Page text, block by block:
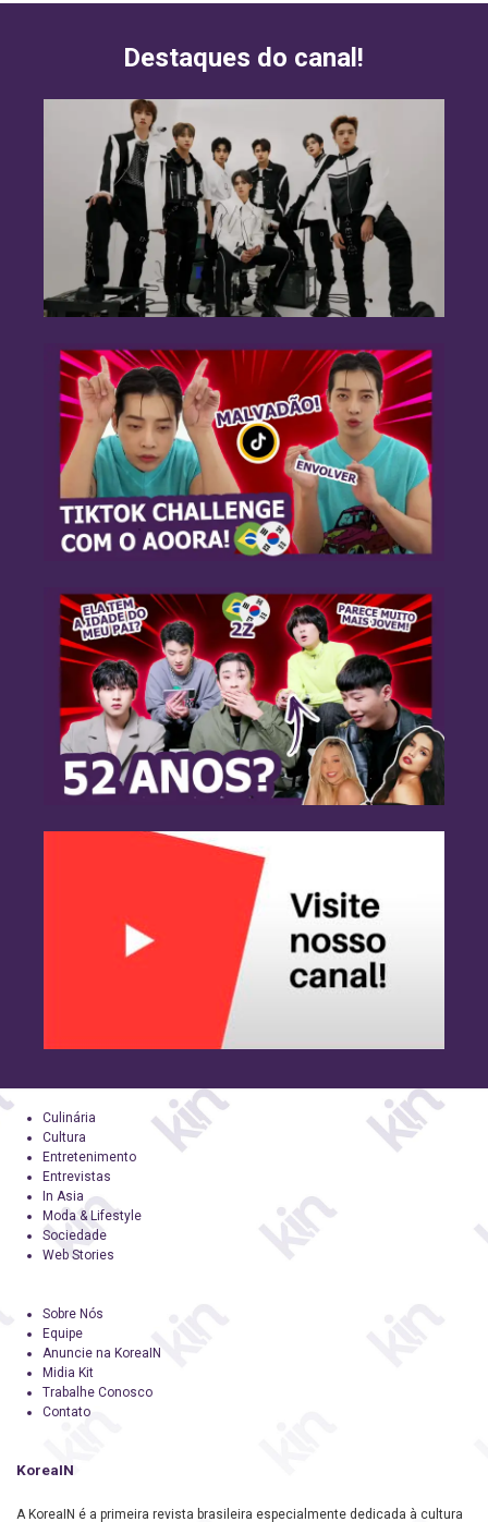
Destaques do canal!
Culinária
Cultura
Entretenimento
Entrevistas
In Asia
Moda & Lifestyle
Sociedade
Web Stories
Sobre Nós
Equipe
Anuncie na KoreaIN
Midia Kit
Trabalhe Conosco
Contato
KoreaIN
A KoreaIN é a primeira revista brasileira especialmente dedicada à cultura